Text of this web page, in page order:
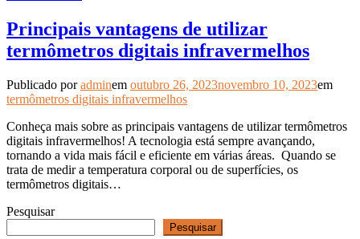
Principais vantagens de utilizar
termômetros digitais infravermelhos
Publicado poradminem outubro 26, 2023novembro 10, 2023em
termômetros digitais infravermelhos
Conheça mais sobre as principais vantagens de utilizar termômetros
digitais infravermelhos! A tecnologia está sempre avançando,
tornando a vida mais fácil e eficiente em várias áreas. Quando se
trata de medir a temperatura corporal ou de superfícies, os
termômetros digitais…
Pesquisar
Pesquisar